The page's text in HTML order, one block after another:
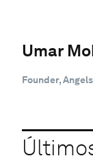
Umar
Founder,